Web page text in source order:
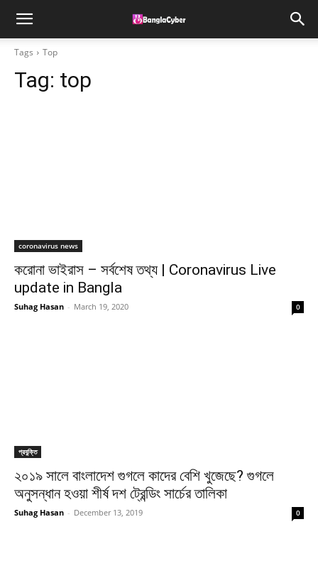
Tags Top
Tag: top
coronavirus news
করোনা ভাইরাস – সর্বশেষ তথ্য | Coronavirus Live
update in Bangla
Suhag Hasan - March 19, 2020 0
প্রযুক্তি
২০১৯ সালে বাংলাদেশ গুগলে কাদের বেশি খুজেছে? গুগলে
অনুসন্ধান হওয়া শীর্ষ দশ ট্রেন্ডিং সার্চের তালিকা
Suhag Hasan - December 13, 2019 0